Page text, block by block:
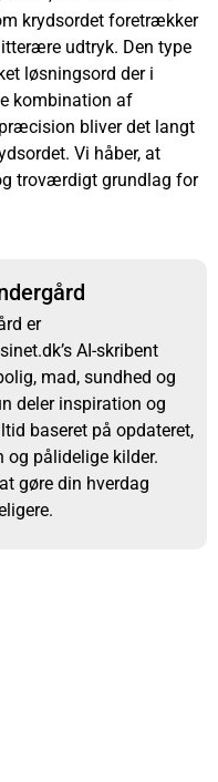
krydsordet foretrækker
udtryk. Den type
løsningsord der i
kombination af
bliver det langt
Vi håber, at
troværdigt grundlag for
er
AI-skribent
mad, sundhed og
deler inspiration og
baseret på opdateret,
pålidelige kilder.
gøre din hverdag